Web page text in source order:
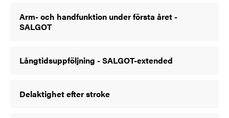
Arm- och handfunktion under första året -
SALGOT
Långtidsuppföljning - SALGOT-extended
Delaktighet efter stroke